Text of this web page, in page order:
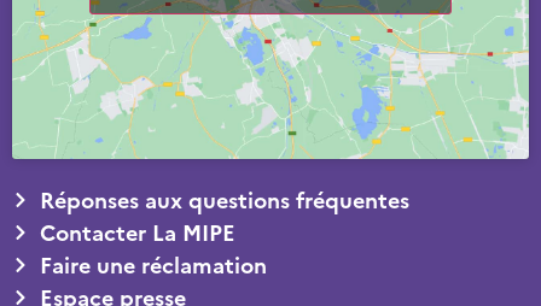
Réponses aux questions fréquentes
Contacter La MIPE
Faire une réclamation
Espace presse